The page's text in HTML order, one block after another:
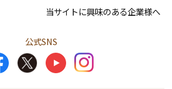
当サイトに興味のある企業様へ
公式SNS